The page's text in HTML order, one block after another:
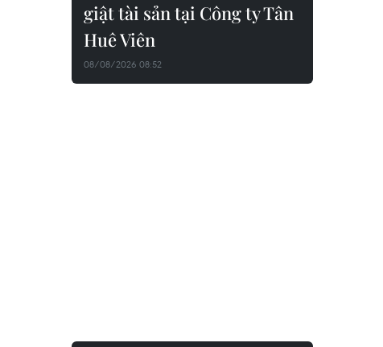
giật tài sản tại Công ty Tân
Huê Viên
08/08/2026 08:52